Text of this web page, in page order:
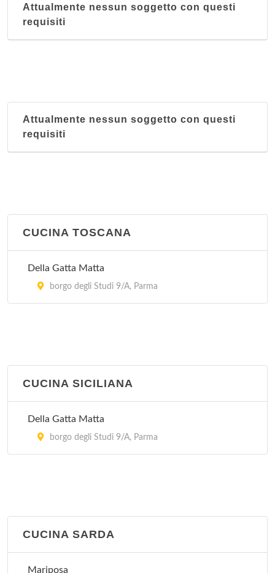
Attualmente nessun soggetto con questi
requisiti
Attualmente nessun soggetto con questi
requisiti
CUCINA TOSCANA
Della Gatta Matta
borgo degli Studi 9/A, Parma
CUCINA SICILIANA
Della Gatta Matta
borgo degli Studi 9/A, Parma
CUCINA SARDA
Mariposa